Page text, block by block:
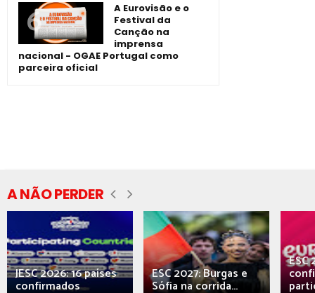
A Eurovisão e o
Festival da
Canção na
imprensa
nacional - OGAE Portugal como
parceira oficial
A NÃO PERDER
JESC 2026: 16 países
confirmados
ESC 2027: Burgas e
Sófia na corrida...
ESC